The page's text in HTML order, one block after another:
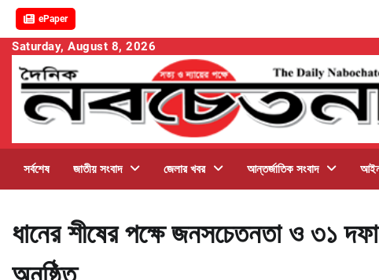
ePaper
Skip
content
Saturday, August 8, 2026
সর্বশেষ জাতীয় সংবাদ জেলার খবর আন্তর্জাতিক সংবাদ
ধানের শীষের পক্ষে জনসচেতনতা ও ৩১